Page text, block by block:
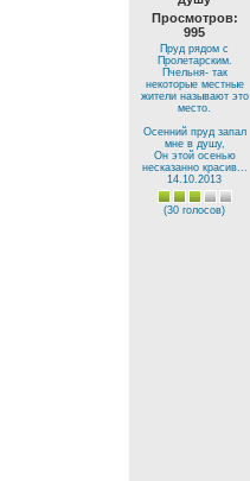
Просмотров:
995
Пруд рядом с
Пролетарским.
Пчельня- так
некоторые местные
жители называют это
место.
Осенний пруд запал
мне в душу,
Он этой осенью
несказанно красив...
14.10.2013
(30 голосов)